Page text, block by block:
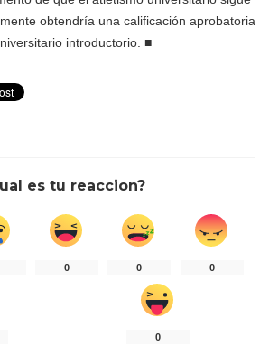
obtendría una calificación aprobatoria
introductorio. ■
es tu reaccion?
0 0 0
0